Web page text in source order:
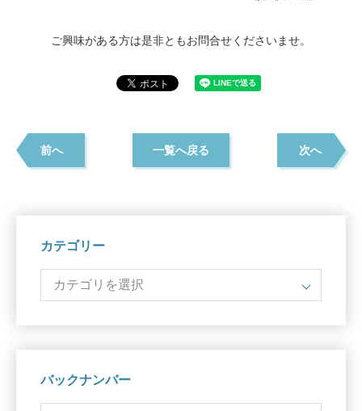
ご興味がある方は是非ともお問合せくださいませ。
前へ 次へ
一覧へ戻る
カテゴリー
バックナンバー